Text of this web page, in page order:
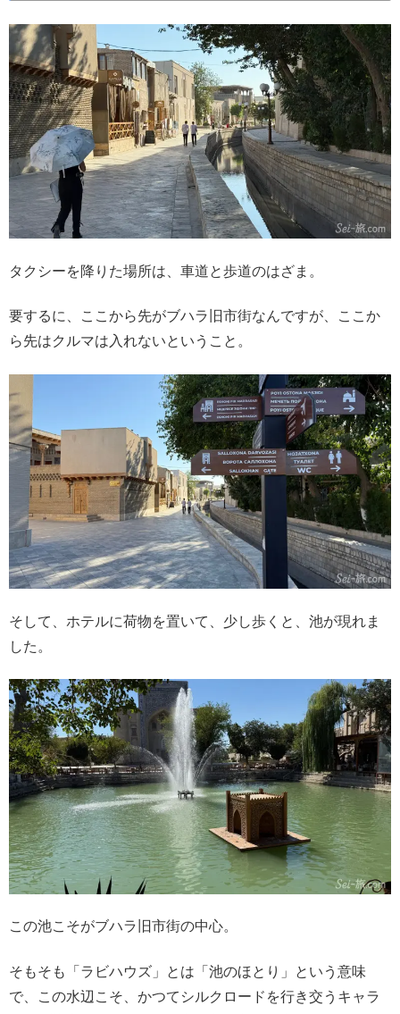
タクシーを降りた場所は、車道と歩道のはざま。
要するに、ここから先がブハラ旧市街なんですが、ここか
ら先はクルマは入れないということ。
そして、ホテルに荷物を置いて、少し歩くと、池が現れま
した。
この池こそがブハラ旧市街の中心。
そもそも「ラビハウズ」とは「池のほとり」という意味
で、この水辺こそ、かつてシルクロードを行き交うキャラ